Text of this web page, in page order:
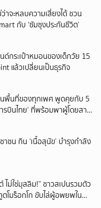
ว่าจะหลบความเสี่ยงได้ ชวน
กับ ‘ซัมซุงประกันชีวิต’
ด์กระเป๋าหมอนของเด็กวัย 15
แล้วเปลี่ยนเป็นธุรกิจ
นพื้นที่ของทุกเพศ พูดคุยกับ 5
บินไทย’ ที่พร้อมพาผู้โดยสาร
าชน กิน ‘เนื้อสุนัข’ บำรุงกำลัง
ไม่ใช่มุสลิม!” ชาวสเปนรวมตัว
โมร็อกโก ขับไล่ผู้อพยพใน